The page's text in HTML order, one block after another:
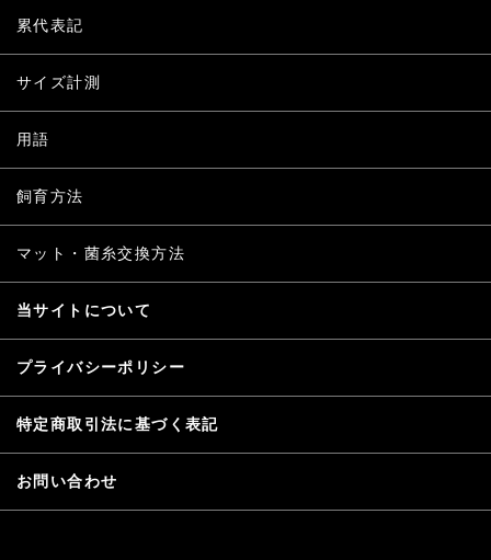
累代表記
サイズ計測
用語
飼育方法
マット・菌糸交換方法
当サイトについて
プライバシーポリシー
特定商取引法に基づく表記
お問い合わせ